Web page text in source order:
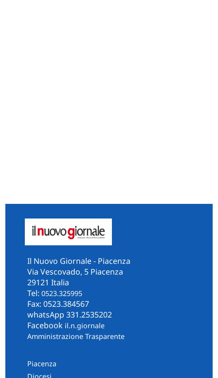
Il Nuovo Giornale - Piacenza
Via Vescovado, 5 Piacenza
29121 Italia
Tel: 0523.325995
Fax: 0523.384567
whatsApp 331.2535202
Facebook il.n.giornale
Amministrazione Trasparente
Piacenza
Diocesi